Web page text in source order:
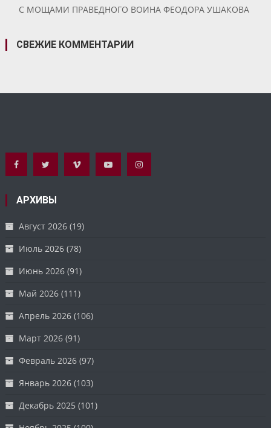
С МОЩАМИ ПРАВЕДНОГО ВОИНА ФЕОДОРА УШАКОВА
СВЕЖИЕ КОММЕНТАРИИ
АРХИВЫ
Август 2026 (19)
Июль 2026 (78)
Июнь 2026 (91)
Май 2026 (111)
Апрель 2026 (106)
Март 2026 (91)
Февраль 2026 (97)
Январь 2026 (103)
Декабрь 2025 (101)